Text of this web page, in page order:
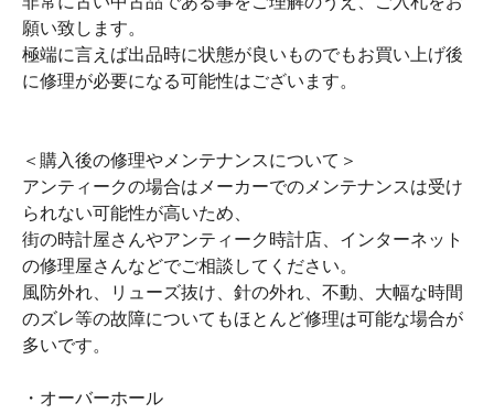
願い致します。
極端に言えば出品時に状態が良いものでもお買い上げ後
に修理が必要になる可能性はございます。
＜購入後の修理やメンテナンスについて＞
アンティークの場合はメーカーでのメンテナンスは受け
られない可能性が高いため、
街の時計屋さんやアンティーク時計店、インターネット
の修理屋さんなどでご相談してください。
風防外れ、リューズ抜け、針の外れ、不動、大幅な時間
のズレ等の故障についてもほとんど修理は可能な場合が
多いです。
・オーバーホール